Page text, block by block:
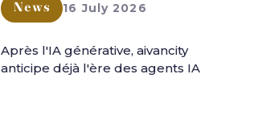
News 16 July 2026
Après l'IA générative, aivancity
anticipe déjà l'ère des agents IA